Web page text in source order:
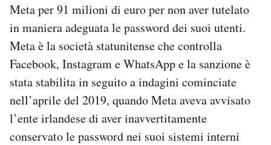
AREA PERSONALE
Area Personale
Newsletter
Notifiche mobile
Regala il Post
Hai bisogno di aiuto?
Meta per 91 milioni di euro per non aver tutelato
in maniera adeguata le password dei suoi utenti.
Meta è la società statunitense che controlla
Facebook, Instagram e WhatsApp e la sanzione è
stata stabilita in seguito a indagini cominciate
nell’aprile del 2019, quando Meta aveva avvisato
l’ente irlandese di aver inavvertitamente
conservato le password nei suoi sistemi interni